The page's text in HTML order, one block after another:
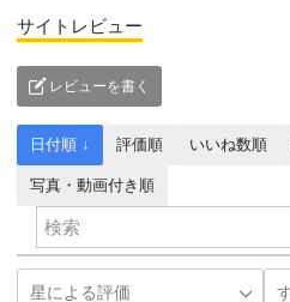
サイトレビュー
レビューを書く
日付順 ↓ 評価順 いいね数順
写真・動画付き順